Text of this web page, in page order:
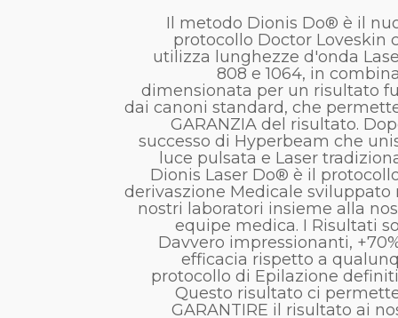
Il metodo Dionis Do® è il
protocollo Doctor Loveskin
utilizza lunghezze d'onda
808 e 1064, in
dimensionata per un risultato
dai canoni standard, che
GARANZIA del risultato.
successo di Hyperbeam che
luce pulsata e Laser
Dionis Laser Do® è il
derivaszione Medicale sviluppato
nostri laboratori insieme alla
equipe medica. I Risultati
Davvero impressionanti,
efficacia rispetto a
protocollo di Epilazione
Questo risultato ci
GARANTIRE il risultato ai